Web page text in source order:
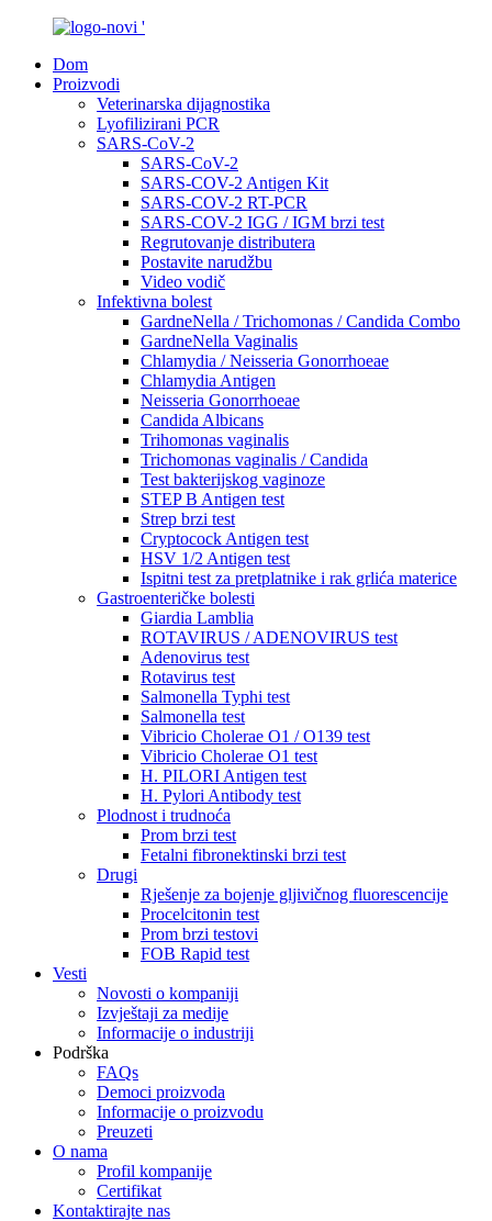
Dom
Proizvodi
Veterinarska dijagnostika
Lyofilizirani PCR
SARS-CoV-2
SARS-CoV-2
SARS-COV-2 Antigen Kit
SARS-COV-2 RT-PCR
SARS-COV-2 IGG / IGM brzi test
Regrutovanje distributera
Postavite narudžbu
Video vodič
Infektivna bolest
GardneNella / Trichomonas / Candida Combo
GardneNella Vaginalis
Chlamydia / Neisseria Gonorrhoeae
Chlamydia Antigen
Neisseria Gonorrhoeae
Candida Albicans
Trihomonas vaginalis
Trichomonas vaginalis / Candida
Test bakterijskog vaginoze
STEP B Antigen test
Strep brzi test
Cryptocock Antigen test
HSV 1/2 Antigen test
Ispitni test za pretplatnike i rak grlića materice
Gastroenteričke bolesti
Giardia Lamblia
ROTAVIRUS / ADENOVIRUS test
Adenovirus test
Rotavirus test
Salmonella Typhi test
Salmonella test
Vibricio Cholerae O1 / O139 test
Vibricio Cholerae O1 test
H. PILORI Antigen test
H. Pylori Antibody test
Plodnost i trudnoća
Prom brzi test
Fetalni fibronektinski brzi test
Drugi
Rješenje za bojenje gljivičnog fluorescencije
Procelcitonin test
Prom brzi testovi
FOB Rapid test
Vesti
Novosti o kompaniji
Izvještaji za medije
Informacije o industriji
Podrška
FAQs
Democi proizvoda
Informacije o proizvodu
Preuzeti
O nama
Profil kompanije
Certifikat
Kontaktirajte nas